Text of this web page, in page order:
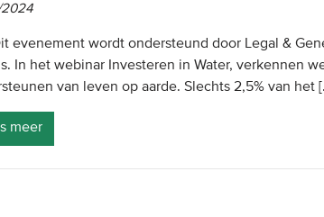
2024
evenement wordt ondersteund door Legal &
In het webinar Investeren in Water, verkennen
van leven op aarde. Slechts 2,5% van het
meer